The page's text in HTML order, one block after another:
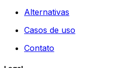
Alternativas
Casos de uso
Contato